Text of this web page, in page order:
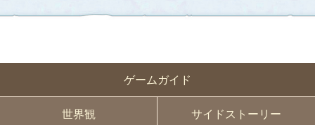
ゲームガイド
世界観 サイドストーリー